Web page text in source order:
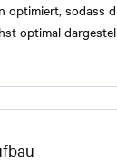
optimiert, sodass
optimal